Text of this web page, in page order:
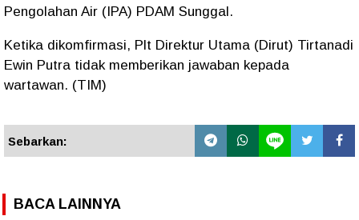
Pengolahan Air (IPA) PDAM Sunggal.
Ketika dikomfirmasi, Plt Direktur Utama (Dirut) Tirtanadi
Ewin Putra tidak memberikan jawaban kepada
wartawan. (TIM)
Sebarkan:
BACA LAINNYA